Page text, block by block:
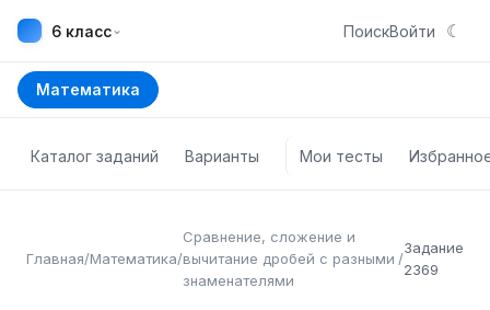
6 класс⌄ ПоискВойти ☾
Математика
Каталог заданий Варианты Мои тесты
Главная/Математика/
Сравнение, сложение и
вычитание дробей с разными
знаменателями
/
Задание
2369